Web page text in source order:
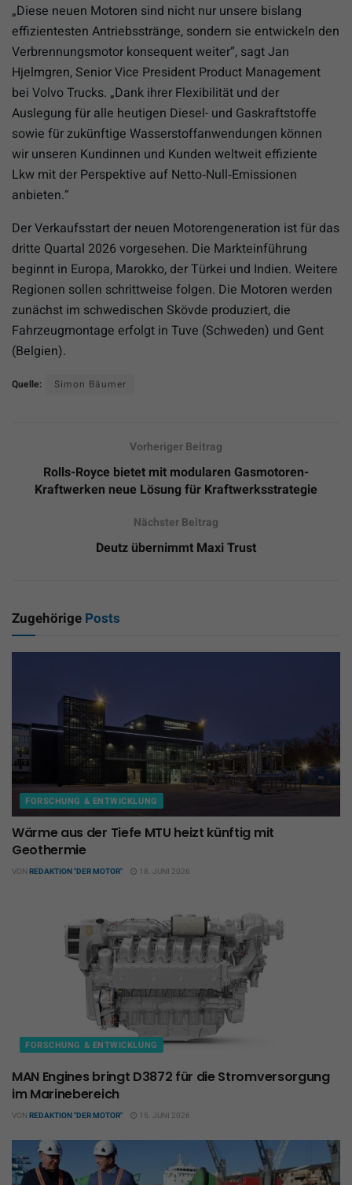
„Diese neuen Motoren sind nicht nur unsere bislang
effizientesten Antriebsstränge, sondern sie entwickeln den
Verbrennungsmotor konsequent weiter“, sagt Jan
Hjelmgren, Senior Vice President Product Management
bei Volvo Trucks. „Dank ihrer Flexibilität und der
Auslegung für alle heutigen Diesel- und Gaskraftstoffe
sowie für zukünftige Wasserstoffanwendungen können
wir unseren Kundinnen und Kunden weltweit effiziente
Lkw mit der Perspektive auf Netto‑Null‑Emissionen
anbieten.“
Der Verkaufsstart der neuen Motorengeneration ist für das
dritte Quartal 2026 vorgesehen. Die Markteinführung
beginnt in Europa, Marokko, der Türkei und Indien. Weitere
Regionen sollen schrittweise folgen. Die Motoren werden
zunächst im schwedischen Skövde produziert, die
Fahrzeugmontage erfolgt in Tuve (Schweden) und Gent
(Belgien).
Quelle: Simon Bäumer
Vorheriger Beitrag
Rolls-Royce bietet mit modularen Gasmotoren-
Kraftwerken neue Lösung für Kraftwerksstrategie
Nächster Beitrag
Deutz übernimmt Maxi Trust
Zugehörige Posts
FORSCHUNG & ENTWICKLUNG
Wärme aus der Tiefe MTU heizt künftig mit
Geothermie
VON REDAKTION "DER MOTOR" 18. JUNI 2026
FORSCHUNG & ENTWICKLUNG
MAN Engines bringt D3872 für die Stromversorgung
im Marinebereich
VON REDAKTION "DER MOTOR" 15. JUNI 2026